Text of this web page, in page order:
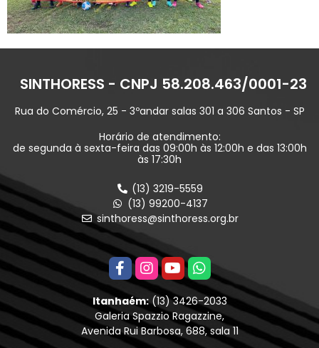
SINTHORESS - CNPJ 58.208.463/0001-23
Rua do Comércio, 25 - 3ºandar salas 301 a 306 Santos - SP
Horário de atendimento:
de segunda à sexta-feira das 09:00h às 12:00h e das 13:00h
às 17:30h
(13) 3219-5559
(13) 99200-4137
sinthoress@sinthoress.org.br
Itanhaém:(13) 3426-2033
Galeria Spazzio Ragazzine,
Avenida Rui Barbosa, 688, sala 11